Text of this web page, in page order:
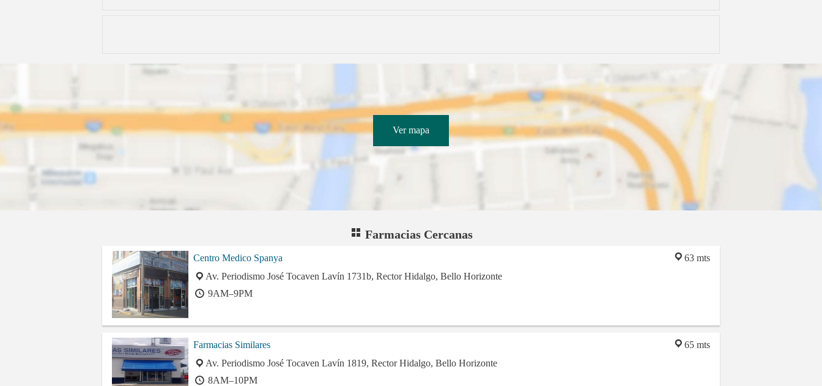
Ver mapa
Farmacias Cercanas
63 mts
Centro Medico Spanya
Av. Periodismo José Tocaven Lavín 1731b, Rector Hidalgo, Bello Horizonte
9AM–9PM
65 mts
Farmacias Similares
Av. Periodismo José Tocaven Lavín 1819, Rector Hidalgo, Bello Horizonte
8AM–10PM